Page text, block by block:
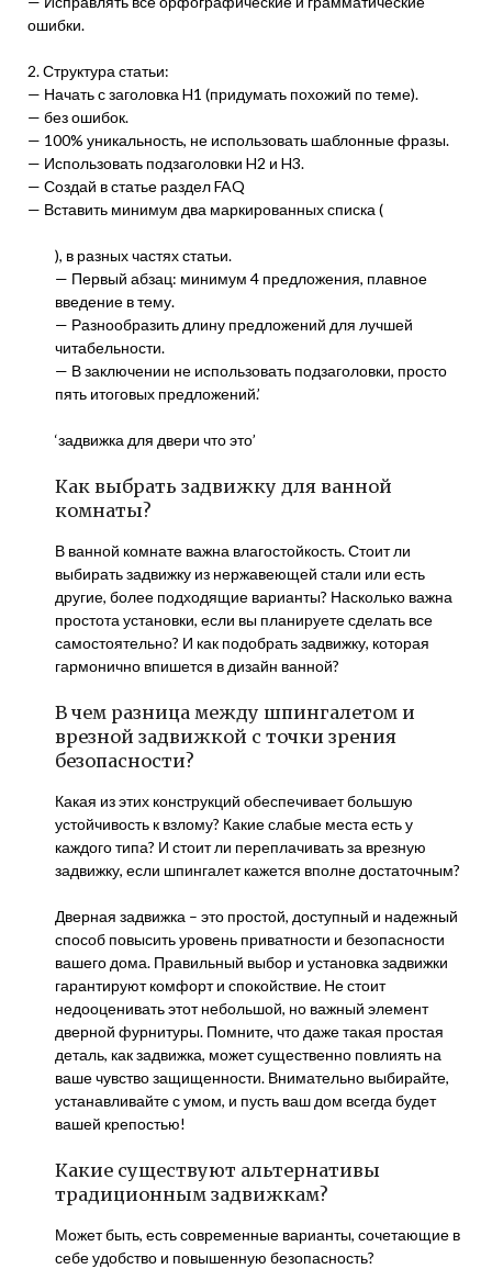
ошибки.
2. Структура статьи:
— Начать с заголовка H1 (придумать похожий по теме).
— без ошибок.
— 100% уникальность, не использовать шаблонные фразы.
— Использовать подзаголовки H2 и H3.
— Создай в статье раздел FAQ
— Вставить минимум два маркированных списка (
), в разных частях статьи.
— Первый абзац: минимум 4 предложения, плавное
введение в тему.
— Разнообразить длину предложений для лучшей
читабельности.
— В заключении не использовать подзаголовки, просто
пять итоговых предложений.’
‘задвижка для двери что это’
Как выбрать задвижку для ванной
комнаты?
В ванной комнате важна влагостойкость. Стоит ли
выбирать задвижку из нержавеющей стали или есть
другие, более подходящие варианты? Насколько важна
простота установки, если вы планируете сделать все
самостоятельно? И как подобрать задвижку, которая
гармонично впишется в дизайн ванной?
В чем разница между шпингалетом и
врезной задвижкой с точки зрения
безопасности?
Какая из этих конструкций обеспечивает большую
устойчивость к взлому? Какие слабые места есть у
каждого типа? И стоит ли переплачивать за врезную
задвижку, если шпингалет кажется вполне достаточным?
Дверная задвижка – это простой, доступный и надежный
способ повысить уровень приватности и безопасности
вашего дома. Правильный выбор и установка задвижки
гарантируют комфорт и спокойствие. Не стоит
недооценивать этот небольшой, но важный элемент
дверной фурнитуры. Помните, что даже такая простая
деталь, как задвижка, может существенно повлиять на
ваше чувство защищенности. Внимательно выбирайте,
устанавливайте с умом, и пусть ваш дом всегда будет
вашей крепостью!
Какие существуют альтернативы
традиционным задвижкам?
Может быть, есть современные варианты, сочетающие в
себе удобство и повышенную безопасность?